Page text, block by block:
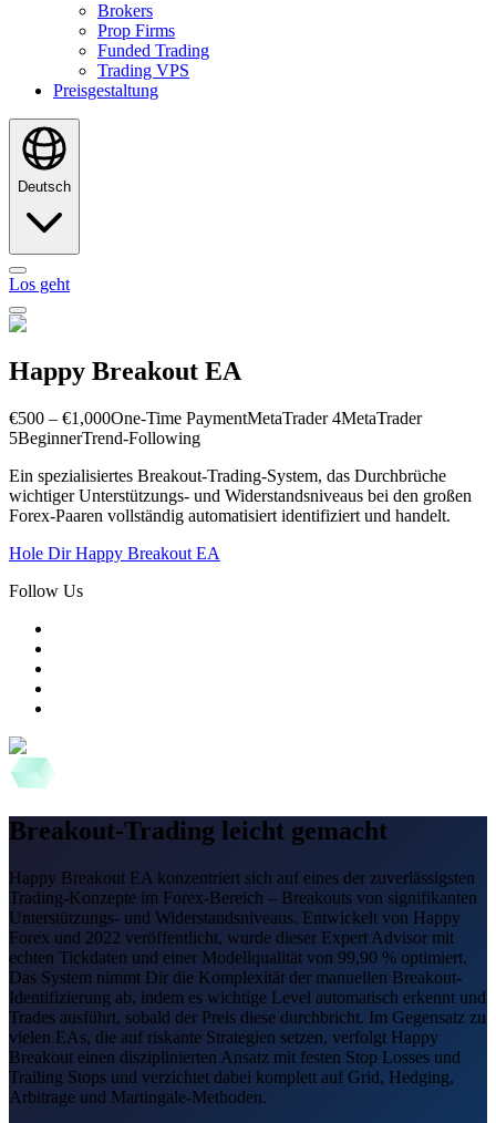
Brokers
Prop Firms
Funded Trading
Trading VPS
Preisgestaltung
Deutsch
Los geht
Happy Breakout EA
€500 – €1,000One-Time PaymentMetaTrader 4MetaTrader
5BeginnerTrend-Following
Ein spezialisiertes Breakout-Trading-System, das Durchbrüche
wichtiger Unterstützungs- und Widerstandsniveaus bei den großen
Forex-Paaren vollständig automatisiert identifiziert und handelt.
Hole Dir Happy Breakout EA
Follow Us
Breakout-Trading leicht gemacht
Happy Breakout EA konzentriert sich auf eines der zuverlässigsten
Trading-Konzepte im Forex-Bereich – Breakouts von signifikanten
Unterstützungs- und Widerstandsniveaus. Entwickelt von Happy
Forex und 2022 veröffentlicht, wurde dieser Expert Advisor mit
echten Tickdaten und einer Modellqualität von 99,90 % optimiert.
Das System nimmt Dir die Komplexität der manuellen Breakout-
Identifizierung ab, indem es wichtige Level automatisch erkennt und
Trades ausführt, sobald der Preis diese durchbricht. Im Gegensatz zu
vielen EAs, die auf riskante Strategien setzen, verfolgt Happy
Breakout einen disziplinierten Ansatz mit festen Stop Losses und
Trailing Stops und verzichtet dabei komplett auf Grid, Hedging,
Arbitrage und Martingale-Methoden.